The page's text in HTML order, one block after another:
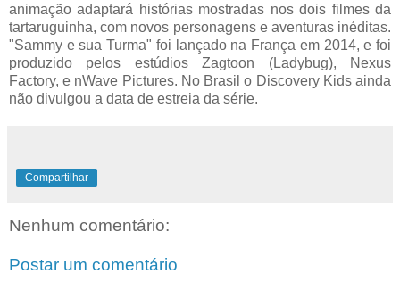
animação adaptará histórias mostradas nos dois filmes da
tartaruguinha, com novos personagens e aventuras inéditas.
"Sammy e sua Turma" foi lançado na França em 2014, e foi
produzido pelos estúdios Zagtoon (Ladybug), Nexus
Factory, e nWave Pictures. No Brasil o Discovery Kids ainda
não divulgou a data de estreia da série.
Compartilhar
Nenhum comentário:
Postar um comentário